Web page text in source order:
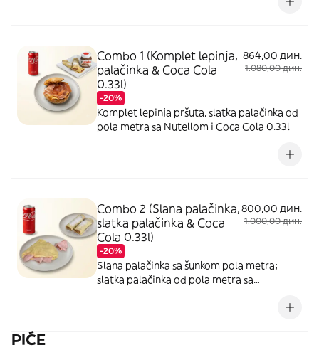
Combo 1 (Komplet lepinja,
palačinka & Coca Cola
0.33l)
-20%
864,00 дин.
1.080,00 дин.
Komplet lepinja pršuta, slatka palačinka od
pola metra sa Nutellom i Coca Cola 0.33l
Combo 2 (Slana palačinka,
slatka palačinka & Coca
Cola 0.33l)
-20%
800,00 дин.
1.000,00 дин.
Slana palačinka sa šunkom pola metra;
slatka palačinka od pola metra sa
PIĆE